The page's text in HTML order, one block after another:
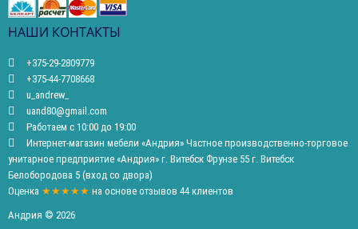
НАШИ КОНТАКТЫ
+375-29-2809779
+375-44-7708668
u_andrew_
uand80@gmail.com
Работаем с 10:00 до 19:00
Интернет-магазин мебели «Андрия» Частное производственно-торговое
унитарное предприятие «Андрия» г. Витебск Фрунзе 55 г. Витебск
Белобородова 5 (вход со двора)
Оценка ★★★★★ на основе отзывов 44 клиентов
Андрия © 2026